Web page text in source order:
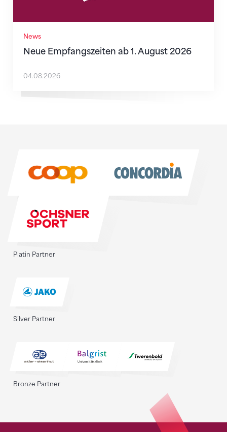
News
Neue Empfangszeiten ab 1. August 2026
04.08.2026
Platin Partner
Silver Partner
Bronze Partner